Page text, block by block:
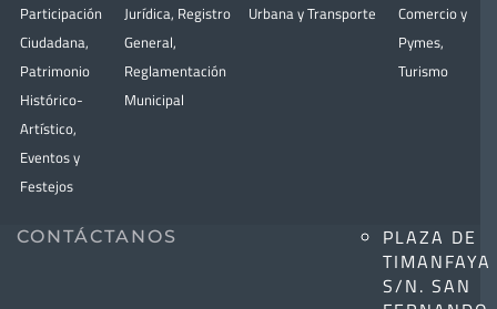
Participación
Ciudadana,
Patrimonio
Histórico-
Artístico,
Eventos y
Festejos
Jurídica, Registro
General,
Reglamentación
Municipal
Urbana y Transporte
Comercio y
Pymes,
Turismo
CONTÁCTANOS
PLAZA DE
TIMANFAYA
S/N. SAN